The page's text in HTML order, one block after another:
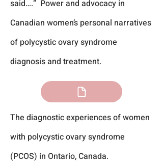
said….” Power and advocacy in
Canadian women’s personal narratives
of polycystic ovary syndrome
diagnosis and treatment.
The diagnostic experiences of women
with polycystic ovary syndrome
(PCOS) in Ontario, Canada.